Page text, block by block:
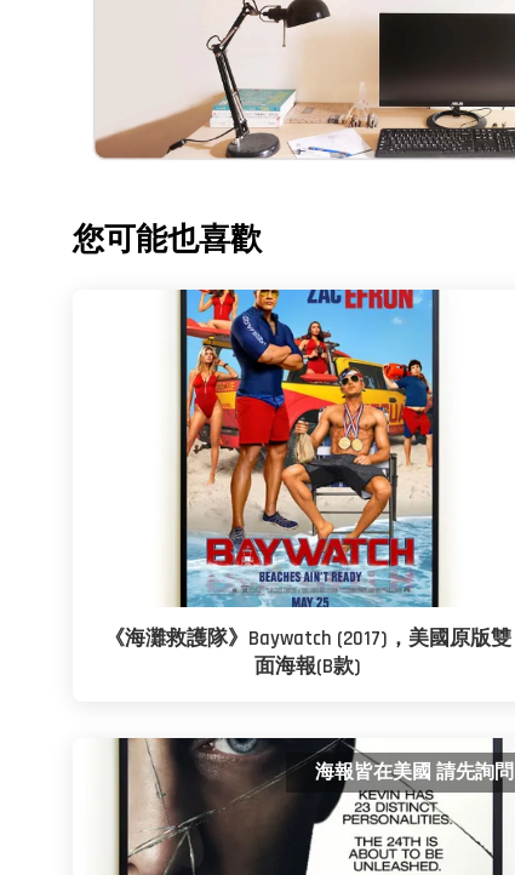
您可能也喜歡
《海灘救護隊》Baywatch (2017)，美國原版雙
面海報(B款)
海報皆在美國 請先詢問